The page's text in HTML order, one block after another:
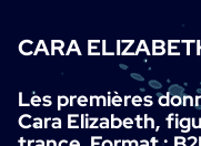
CARA
Les premières
Cara Elizabeth,